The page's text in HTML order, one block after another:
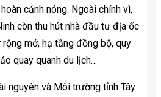
cảnh nóng. Ngoài chính vì,
còn thu hút nhà đầu tư địa ốc
mở, hạ tầng đồng bộ, quy
quay quanh du lịch…
nguyên và Môi trường tỉnh Tây